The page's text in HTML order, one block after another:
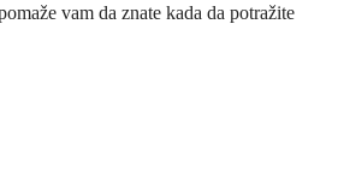
vam da znate kada da potražite